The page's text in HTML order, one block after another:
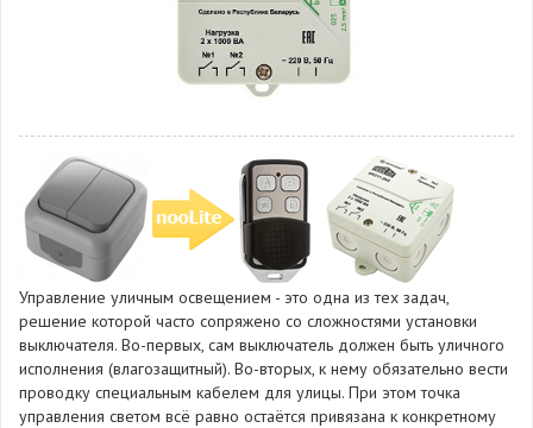
Управление уличным освещением - это одна из тех задач,
решение которой часто сопряжено со сложностями установки
выключателя. Во-первых, сам выключатель должен быть уличного
исполнения (влагозащитный). Во-вторых, к нему обязательно вести
проводку специальным кабелем для улицы. При этом точка
управления светом всё равно остаётся привязана к конкретному